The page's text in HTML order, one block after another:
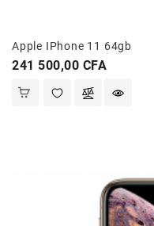
Apple IPhone 11 64gb
Prix
241 500,00 CFA